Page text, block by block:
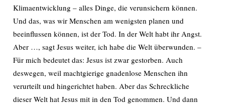
Klimaentwicklung – alles Dinge, die verunsichern können.
Und das, was wir Menschen am wenigsten planen und
beeinflussen können, ist der Tod. In der Welt habt ihr Angst.
Aber …, sagt Jesus weiter, ich habe die Welt überwunden. –
Für mich bedeutet das: Jesus ist zwar gestorben. Auch
deswegen, weil machtgierige gnadenlose Menschen ihn
verurteilt und hingerichtet haben. Aber das Schreckliche
dieser Welt hat Jesus mit in den Tod genommen. Und dann